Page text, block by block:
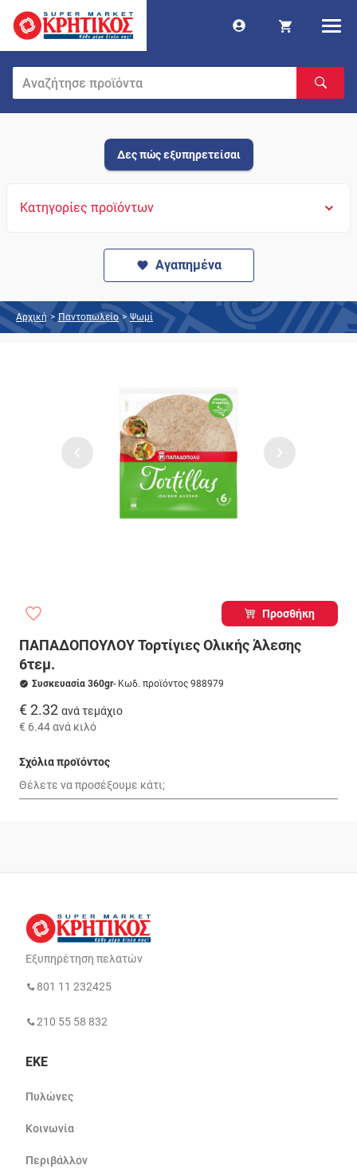
Δες πώς εξυπηρετείσαι
Κατηγορίες προϊόντων
Αγαπημένα
Αρχική > Παντοπωλείο > Ψωμί
Προσθήκη
ΠΑΠΑΔΟΠΟΥΛΟΥ Τορτίγιες Ολικής Άλεσης
6τεμ.
Συσκευασία 360gr- Κωδ. προϊόντος 988979
€ 2.32 ανά τεμάχιο
€ 6.44ανά κιλό
Σχόλια προϊόντος
Εξυπηρέτηση πελατών
801 11 232425
210 55 58 832
ΕΚΕ
Πυλώνες
Κοινωνία
Περιβάλλον